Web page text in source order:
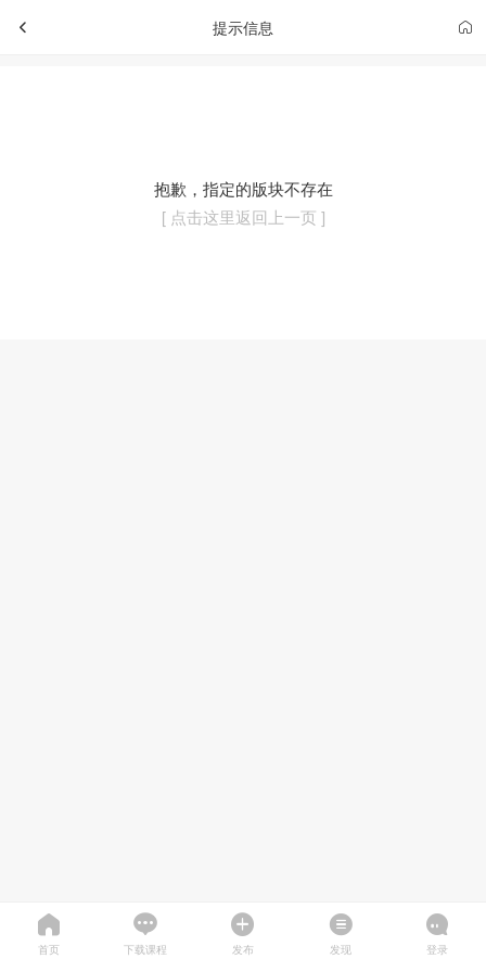
提示信息
抱歉，指定的版块不存在
[ 点击这里返回上一页 ]
首页 下载课程 发布 发现 登录